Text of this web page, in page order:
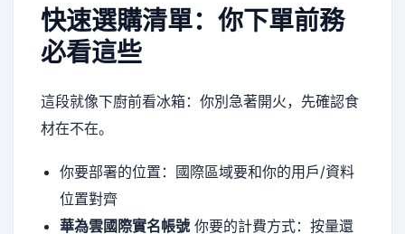
快速選購清單：你下單前務
必看這些
這段就像下廚前看冰箱：你別急著開火，先確認食
材在不在。
你要部署的位置：國際區域要和你的用戶/資料
位置對齊
華為雲國際實名帳號你要的計費方式：按量還